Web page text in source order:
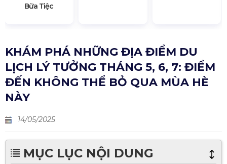
Bữa Tiệc
KHÁM PHÁ NHỮNG ĐỊA ĐIỂM DU
LỊCH LÝ TƯỞNG THÁNG 5, 6, 7: ĐIỂM
ĐẾN KHÔNG THỂ BỎ QUA MÙA HÈ
NÀY
14/05/2025
MỤC LỤC NỘI DUNG